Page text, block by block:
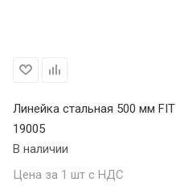
Линейка стальная 500 мм FIT
19005
В наличии
Цена за 1 шт с НДС